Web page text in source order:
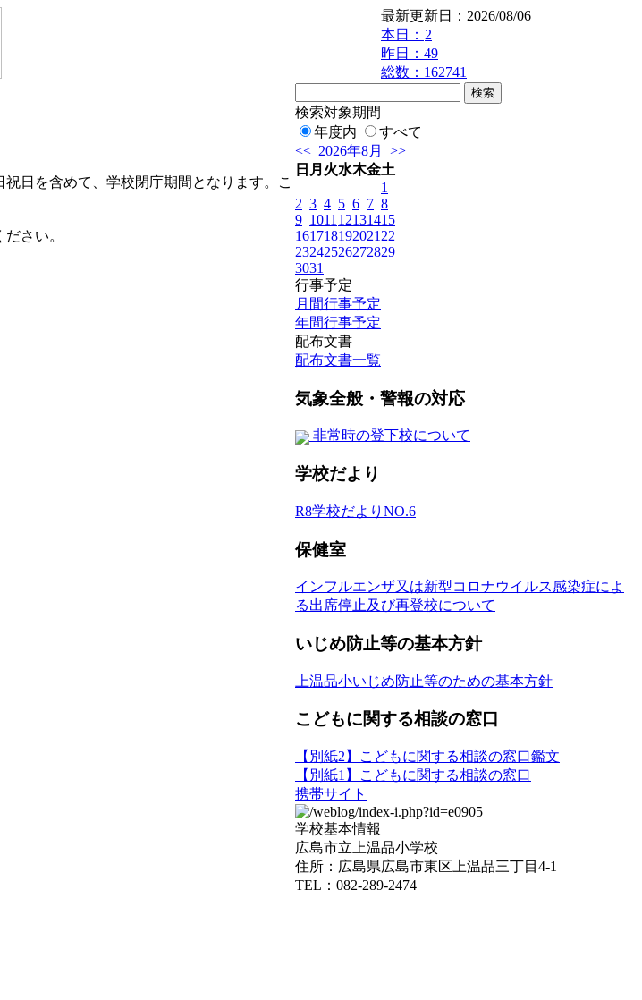
最新更新日：2026/08/06
本日： 2
昨日：49
総数：162741
日を含めて、学校閉庁期間となります。こ
さい。
検索対象期間
年度内
すべて
<< 2026年8月
>>
日 月 火水木金土
1
2 3 4 5 6 7 8
9 1011 12131415
161718192021 22
23242526272829
3031
行事予定
月間行事予定
年間行事予定
配布文書
配布文書一覧
気象全般・警報の対応
非常時の登下校について
学校だより
R8学校だよりNO.6
保健室
インフルエンザ又は新型コロナウイルス感染症によ
る出席停止及び再登校について
いじめ防止等の基本方針
上温品小いじめ防止等のための基本方針
こどもに関する相談の窓口
【別紙2】こどもに関する相談の窓口鑑文
【別紙1】こどもに関する相談の窓口
携帯サイト
学校基本情報
広島市立上温品小学校
住所：広島県広島市東区上温品三丁目4-1
TEL：082-289-2474